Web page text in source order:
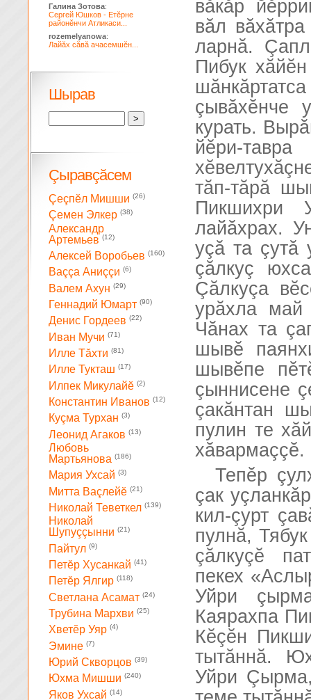
вăкăр
вăл
ларнă.
Пибук
çывăхĕнче
курать.
йĕри-
тăп-тăрă
Пикшихри
лайăхрах.
уçă та çутă
çăлкуç
Çăлкуçа
урăхла май
Чăнах та
шывĕ
шывĕпе
çыннисене
çакăнтан
пулин те
хăвармаççĕ.
Тепĕр
çак
кил-çурт
пулнă,
çăлкуçĕ
пекех
Уйри
Каярахпа
Кĕçĕн
тытăннă.
Уйри
Галина Зотова:
Сергей Юшков - Етĕрне
районĕнчи Атликаси...
rozemelyanowa:
Лайăх сăвă ачасемшĕн...
Шырав
Çыравçăсем
Çеçпĕл Мишши (26)
Çемен Элкер (38)
Александр
Артемьев (12)
Алексей Воробьев (160)
Ваççа Аниççи (6)
Валем Ахун (29)
Геннадий Юмарт (90)
Денис Гордеев (22)
Иван Мучи (71)
Илле Тăхти (81)
Илле Тукташ (17)
Илпек Микулайĕ (2)
Константин Иванов (12)
Куçма Турхан (3)
Леонид Агаков (13)
Любовь
Мартьянова (186)
Мария Ухсай (3)
Митта Ваçлейĕ (21)
Николай Теветкел (139)
Николай
Шупуççынни (21)
Пайтул (9)
Петĕр Хусанкай (41)
Петĕр Ялгир (118)
Светлана Асамат (24)
Трубина Мархви (25)
Хветĕр Уяр (4)
Эмине (7)
Юрий Скворцов (39)
Юхма Мишши (240)
Яков Ухсай (14)